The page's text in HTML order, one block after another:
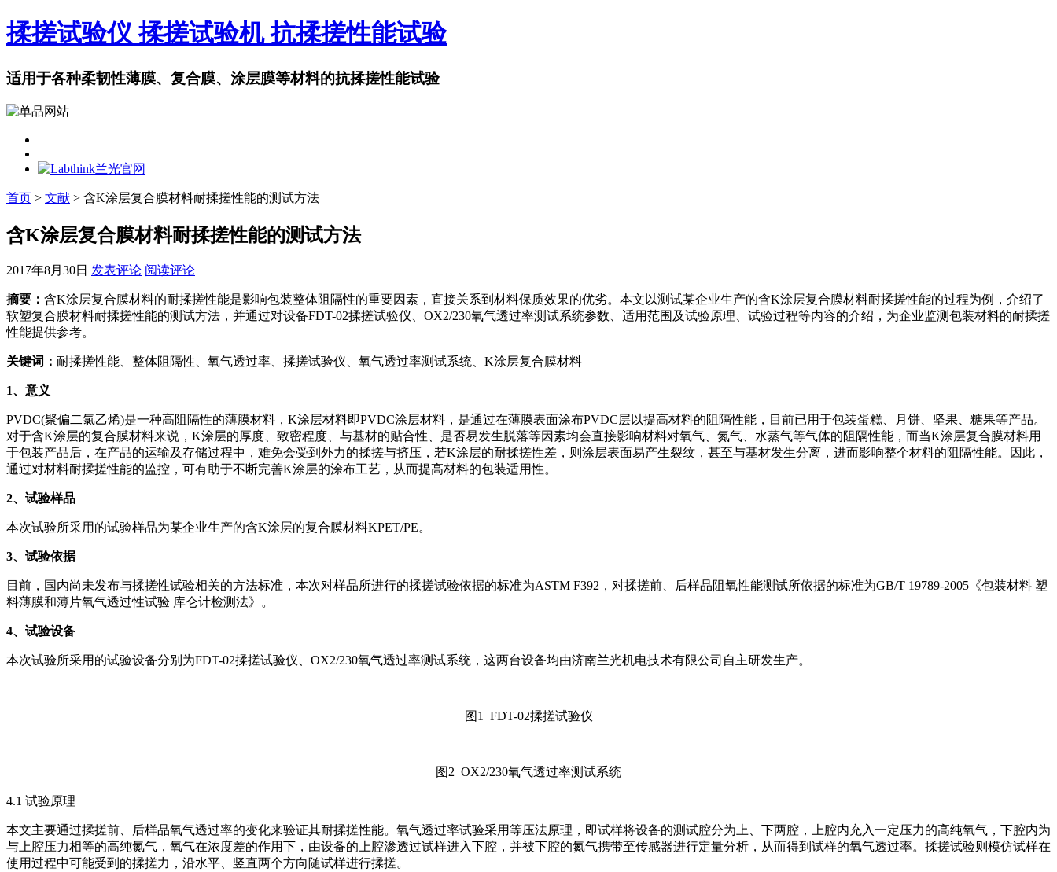
揉搓试验仪 揉搓试验机 抗揉搓性能试验
适用于各种柔韧性薄膜、复合膜、涂层膜等材料的抗揉搓性能试验
首页 > 文献 > 含K涂层复合膜材料耐揉搓性能的测试方法
含K涂层复合膜材料耐揉搓性能的测试方法
2017年8月30日 发表评论 阅读评论
摘要： 含K涂层复合膜材料的耐揉搓性能是影响包装整体阻隔性的重要因素，直接关系到材料保质效果的优劣。本文以测试某企业生产的含K涂层复合膜材料耐揉搓性能的过程为例，介绍了
软塑复合膜材料耐揉搓性能的测试方法，并通过对设备FDT-02揉搓试验仪、OX2/230氧气透过率测试系统参数、适用范围及试验原理、试验过程等内容的介绍，为企业监测包装材料的耐揉搓
性能提供参考。
关键词： 耐揉搓性能、整体阻隔性、氧气透过率、揉搓试验仪、氧气透过率测试系统、K涂层复合膜材料
1、意义
PVDC(聚偏二氯乙烯)是一种高阻隔性的薄膜材料，K涂层材料即PVDC涂层材料，是通过在薄膜表面涂布PVDC层以提高材料的阻隔性能，目前已用于包装蛋糕、月饼、坚果、糖果等产品。
对于含K涂层的复合膜材料来说，K涂层的厚度、致密程度、与基材的贴合性、是否易发生脱落等因素均会直接影响材料对氧气、氮气、水蒸气等气体的阻隔性能，而当K涂层复合膜材料用
于包装产品后，在产品的运输及存储过程中，难免会受到外力的揉搓与挤压，若K涂层的耐揉搓性差，则涂层表面易产生裂纹，甚至与基材发生分离，进而影响整个材料的阻隔性能。因此，
通过对材料耐揉搓性能的监控，可有助于不断完善K涂层的涂布工艺，从而提高材料的包装适用性。
2、试验样品
本次试验所采用的试验样品为某企业生产的含K涂层的复合膜材料KPET/PE。
3、试验依据
目前，国内尚未发布与揉搓性试验相关的方法标准，本次对样品所进行的揉搓试验依据的标准为ASTM F392，对揉搓前、后样品阻氧性能测试所依据的标准为GB/T 19789-2005《包装材料 塑
料薄膜和薄片氧气透过性试验 库仑计检测法》。
4、试验设备
本次试验所采用的试验设备分别为FDT-02揉搓试验仪、OX2/230氧气透过率测试系统，这两台设备均由济南兰光机电技术有限公司自主研发生产。
图1 FDT-02揉搓试验仪
图2 OX2/230氧气透过率测试系统
4.1 试验原理
本文主要通过揉搓前、后样品氧气透过率的变化来验证其耐揉搓性能。氧气透过率试验采用等压法原理，即试样将设备的测试腔分为上、下两腔，上腔内充入一定压力的高纯氧气，下腔内为
与上腔压力相等的高纯氮气，氧气在浓度差的作用下，由设备的上腔渗透过试样进入下腔，并被下腔的氮气携带至传感器进行定量分析，从而得到试样的氧气透过率。揉搓试验则模仿试样在
使用过程中可能受到的揉搓力，沿水平、竖直两个方向随试样进行揉搓。